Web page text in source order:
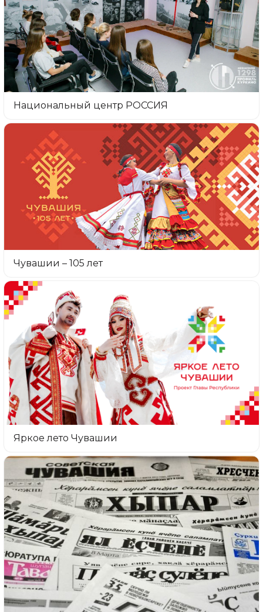
Национальный центр РОССИЯ
Чувашии – 105 лет
Яркое лето Чувашии